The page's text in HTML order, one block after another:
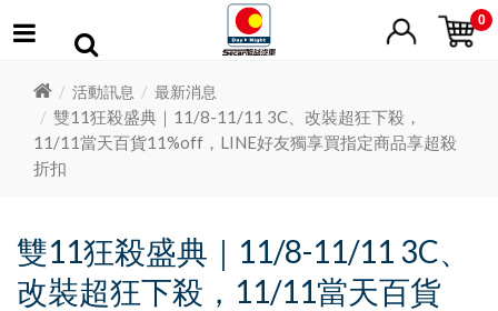
0
活動訊息 最新消息
雙11狂殺盛典｜11/8-11/11 3C、改裝超狂下殺，
11/11當天百貨11%off，LINE好友獨享買指定商品享超殺
折扣
雙11狂殺盛典｜11/8-11/11 3C、
改裝超狂下殺，11/11當天百貨